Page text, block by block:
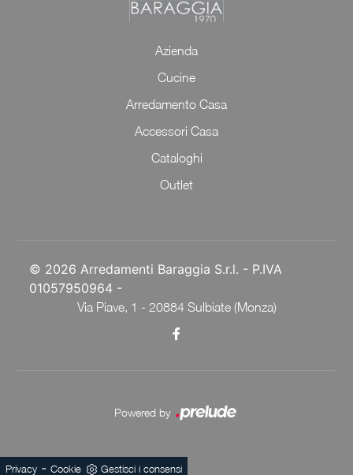
Azienda
Cucine
Arredamento Casa
Accessori Casa
Cataloghi
Outlet
© 2026 Arredamenti Baraggia S.r.l. - P.IVA
01057950964 -
Via Piave, 1 - 20884 Sulbiate (Monza)
Powered by
Privacy - Cookie Gestisci i consensi